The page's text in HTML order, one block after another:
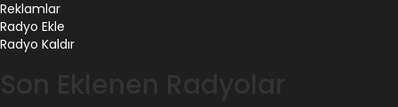
Reklamlar
Radyo Ekle
Radyo Kaldır